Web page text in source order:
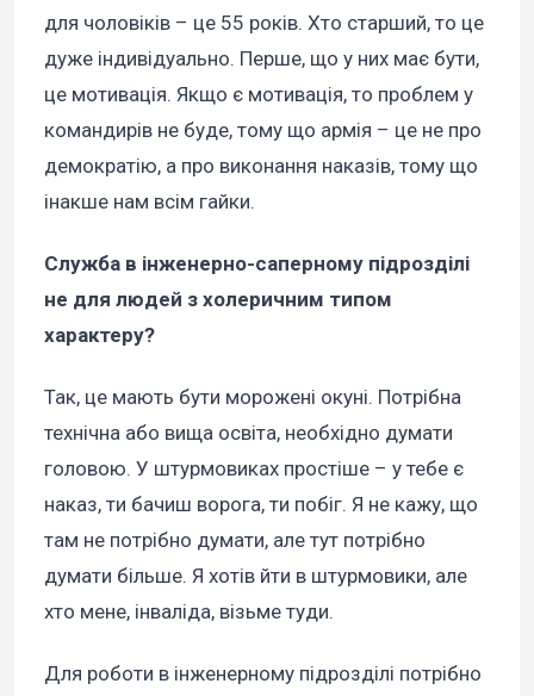
для чоловіків – це 55 років. Хто старший, то це
дуже індивідуально. Перше, що у них має бути,
це мотивація. Якщо є мотивація, то проблем у
командирів не буде, тому що армія – це не про
демократію, а про виконання наказів, тому що
інакше нам всім гайки.
Служба в інженерно-саперному підрозділі
не для людей з холеричним типом
характеру?
Так, це мають бути морожені окуні. Потрібна
технічна або вища освіта, необхідно думати
головою. У штурмовиках простіше – у тебе є
наказ, ти бачиш ворога, ти побіг. Я не кажу, що
там не потрібно думати, але тут потрібно
думати більше. Я хотів йти в штурмовики, але
хто мене, інваліда, візьме туди.
Для роботи в інженерному підрозділі потрібно